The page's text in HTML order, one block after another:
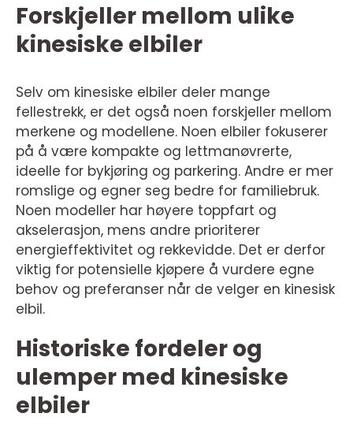
Forskjeller mellom ulike
kinesiske elbiler
Selv om kinesiske elbiler deler mange
fellestrekk, er det også noen forskjeller mellom
merkene og modellene. Noen elbiler fokuserer
på å være kompakte og lettmanøvrerte,
ideelle for bykjøring og parkering. Andre er mer
romslige og egner seg bedre for familiebruk.
Noen modeller har høyere toppfart og
akselerasjon, mens andre prioriterer
energieffektivitet og rekkevidde. Det er derfor
viktig for potensielle kjøpere å vurdere egne
behov og preferanser når de velger en kinesisk
elbil.
Historiske fordeler og
ulemper med kinesiske
elbiler